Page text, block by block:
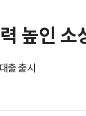
높인
출 출시